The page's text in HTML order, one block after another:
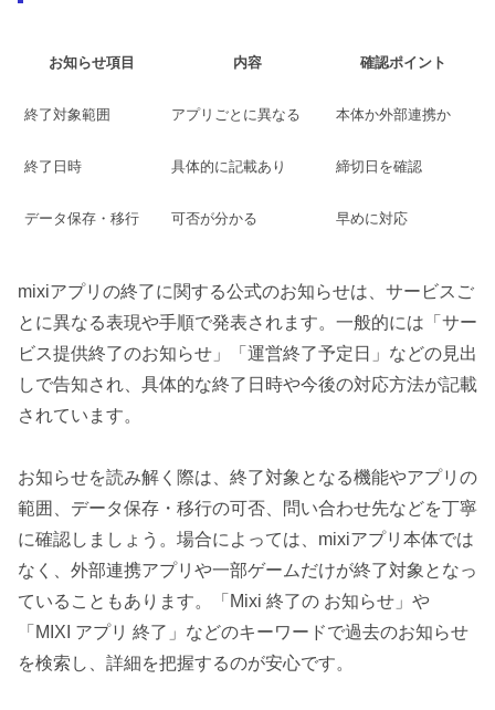
お知らせ項目 内容 確認ポイント
終了対象範囲 アプリごとに異なる 本体か外部連携か
終了日時 具体的に記載あり 締切日を確認
データ保存・移行 可否が分かる 早めに対応
mixiアプリの終了に関する公式のお知らせは、サービスご
とに異なる表現や手順で発表されます。一般的には「サー
ビス提供終了のお知らせ」「運営終了予定日」などの見出
しで告知され、具体的な終了日時や今後の対応方法が記載
されています。
お知らせを読み解く際は、終了対象となる機能やアプリの
範囲、データ保存・移行の可否、問い合わせ先などを丁寧
に確認しましょう。場合によっては、mixiアプリ本体では
なく、外部連携アプリや一部ゲームだけが終了対象となっ
ていることもあります。「Mixi 終了の お知らせ」や
「MIXI アプリ 終了」などのキーワードで過去のお知らせ
を検索し、詳細を把握するのが安心です。